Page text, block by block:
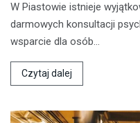
W Piastowie istnieje
darmowych konsultacji
wsparcie dla osób…
Czytaj dalej